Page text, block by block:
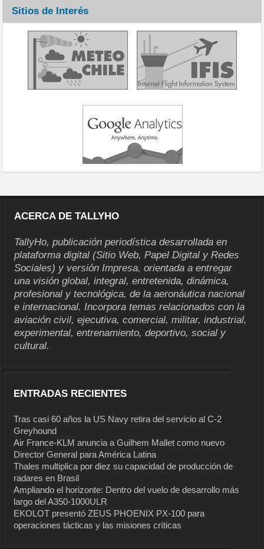
Sitios de Interés
ACERCA DE TALLYHO
TallyHo, publicación periodística desarrollada en
plataforma digital (Sitio Web, Papel Digital y Redes
Sociales) y versión Impresa, orientada a entregar
una visión global, integral, entretenida, dinámica,
profesional y tecnológica, de la aeronáutica nacional
e internacional. Incorpora temas relacionados con la
aviación civil, ejecutiva, comercial, militar, industrial,
experimental, entrenamiento, deportivo, social y
cultural.
ENTRADAS RECIENTES
Tras casi 60 años la US Navy retira del servicio al C-2
Greyhound
Air France-KLM anuncia a Guilhem Mallet como nuevo
Director General para América Latina
Thales multiplica por diez su capacidad de producción de
radares en Brasil
Ampliando el horizonte: Dentro del vuelo de desarrollo más
largo del A350-1000ULR
EKOLOT presentó ZEUS PHOENIX PX-100 para
operaciones tácticas y las misiones críticas